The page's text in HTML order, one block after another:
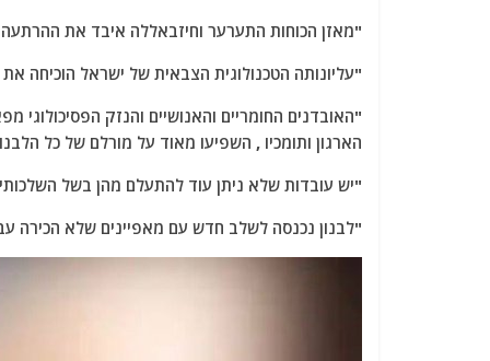
A
p
p
ra
m
b
o
o
k
"מאזן הכוחות התערער וחיזבאללה איבד את ההרתעה
"עליונותה הטכנולוגית הצבאית של ישראל הוכיחה
"האובדנים החומריים והאנושיים והנזק הפסיכולוגי
הארגון ותומכיו , השפיעו מאוד על מורלם של כל
"יש עובדות שלא ניתן עוד להתעלם מהן בשל
"לבנון נכנסה לשלב חדש עם מאפיינים שלא